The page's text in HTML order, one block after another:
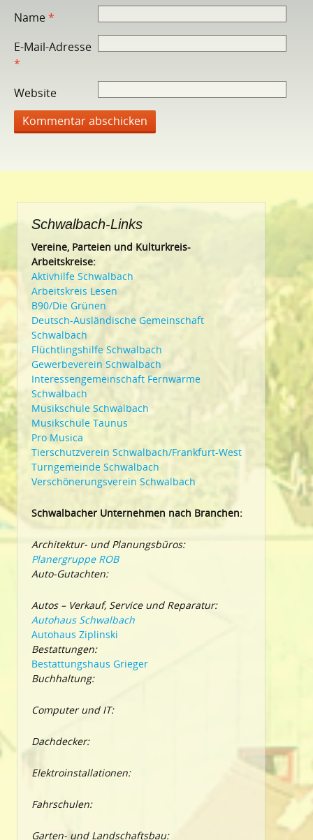
Name*
E-Mail-Adresse
*
Website
Schwalbach-Links
Vereine, Parteien und Kulturkreis-
Arbeitskreise:
Aktivhilfe Schwalbach
Arbeitskreis Lesen
B90/Die Grünen
Deutsch-Ausländische Gemeinschaft
Schwalbach
Flüchtlingshilfe Schwalbach
Gewerbeverein Schwalbach
Interessengemeinschaft Fernwärme
Schwalbach
Musikschule Schwalbach
Musikschule Taunus
Pro Musica
Tierschutzverein Schwalbach/Frankfurt-West
Turngemeinde Schwalbach
Verschönerungsverein Schwalbach
Schwalbacher Unternehmen nach Branchen:
Architektur- und Planungsbüros:
Planergruppe ROB
Auto-Gutachten:
Autos – Verkauf, Service und Reparatur:
Autohaus Schwalbach
Autohaus Ziplinski
Bestattungen:
Bestattungshaus Grieger
Buchhaltung:
Computer und IT:
Dachdecker:
Elektroinstallationen:
Fahrschulen:
Garten- und Landschaftsbau: